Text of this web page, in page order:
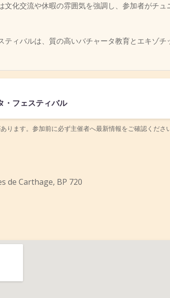
文化交流や休暇の雰囲気を強調し、参加者がチ
ティバルは、質の高いバチャータ教育とエキゾ
・フェスティバル
ります。参加前に必ず主催者へ最新情報をご確認ください
de Carthage, BP 720